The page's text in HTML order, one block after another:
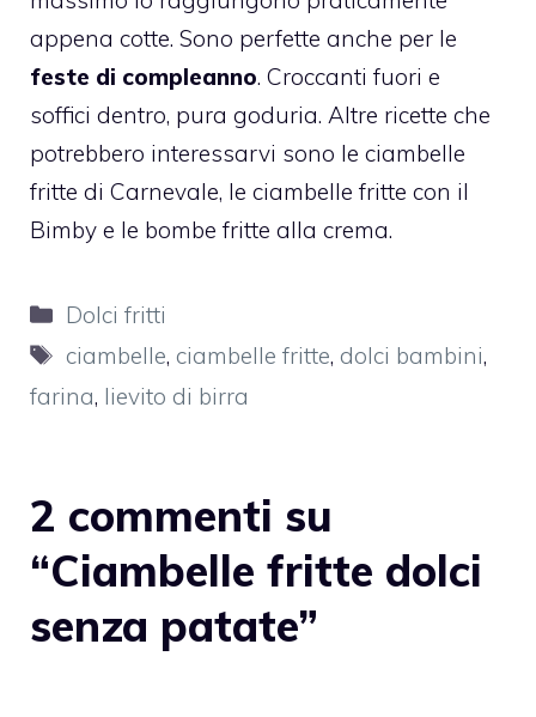
appena cotte. Sono perfette anche per le
feste di compleanno. Croccanti fuori e
soffici dentro, pura goduria. Altre ricette che
potrebbero interessarvi sono le ciambelle
fritte di Carnevale, le ciambelle fritte con il
Bimby e le bombe fritte alla crema.
Categorie
Dolci fritti
Tag
ciambelle, ciambelle fritte, dolci bambini,
farina, lievito di birra
2 commenti su
“Ciambelle fritte dolci
senza patate”